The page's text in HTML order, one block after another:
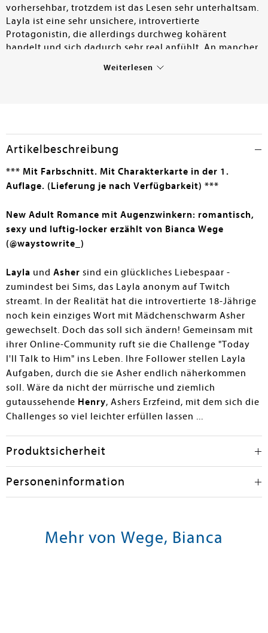
vorhersehbar, trotzdem ist das Lesen sehr unterhaltsam.
Layla ist eine sehr unsichere, introvertierte
Protagonistin, die allerdings durchweg kohärent
handelt und sich dadurch sehr real anfühlt. An mancher
und ihr Verhalten ist durchweg sehr jugendlich. Das
sein. Trotzdem lässt sich das Buch aufgrund des
flüssigen Schreibstils und der interessanten Einbettung
Erwachsene zu empfehlen.
Agnes Schmidtner
Weiterlesen
Artikelbeschreibung
*** Mit Farbschnitt. Mit Charakterkarte in der 1.
Auflage. (Lieferung je nach Verfügbarkeit) ***
New Adult Romance mit Augenzwinkern: romantisch,
sexy und luftig-locker erzählt von Bianca Wege
(@waystowrite_)
Layla und Asher sind ein glückliches Liebespaar -
zumindest bei Sims, das Layla anonym auf Twitch
streamt. In der Realität hat die introvertierte 18-Jährige
noch kein einziges Wort mit Mädchenschwarm Asher
gewechselt. Doch das soll sich ändern! Gemeinsam mit
ihrer Online-Community ruft sie die Challenge "Today
I'll Talk to Him" ins Leben. Ihre Follower stellen Layla
Aufgaben, durch die sie Asher endlich näherkommen
soll. Wäre da nicht der mürrische und ziemlich
gutaussehende Henry, Ashers Erzfeind, mit dem sich die
Challenges so viel leichter erfüllen lassen ...
Produktsicherheit
Personeninformation
Mehr von Wege, Bianca